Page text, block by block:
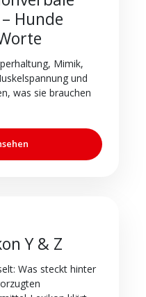
Hunde
Mimik,
und
was sie brauchen
Y & Z
Was steckt hinter